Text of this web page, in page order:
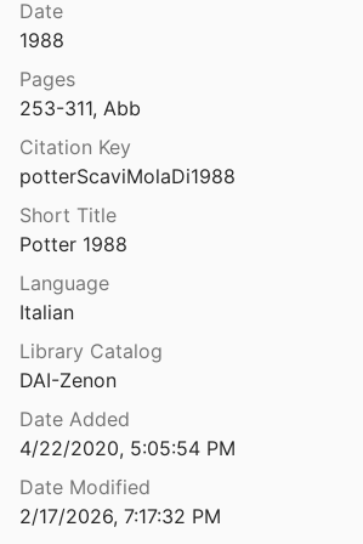
Sommavilla
di Tito
1990
Date
1988
Pages
253-311, Abb
Citation Key
potterScaviMolaDi1988
Short Title
Potter 1988
Language
Italian
Library Catalog
DAI-Zenon
Date Added
4/22/2020, 5:05:54 PM
Date Modified
2/17/2026, 7:17:32 PM